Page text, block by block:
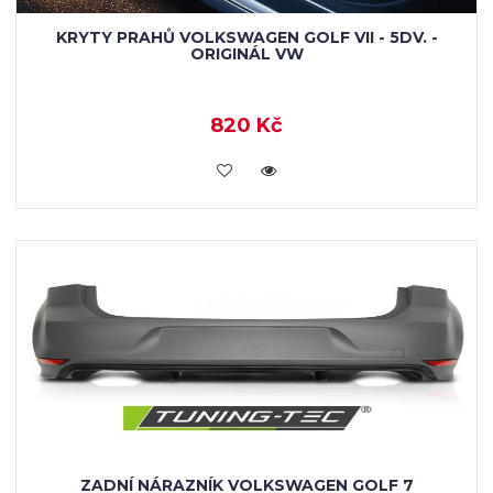
KRYTY PRAHŮ VOLKSWAGEN GOLF VII - 5DV. -
ORIGINÁL VW
820 Kč
KOUPIT
ZADNÍ NÁRAZNÍK VOLKSWAGEN GOLF 7